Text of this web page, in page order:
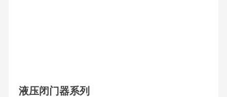
液压闭门器系列